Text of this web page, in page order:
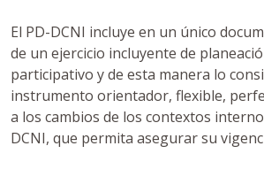
El PD-DCNI incluye en un único
de un ejercicio incluyente de
participativo y de esta manera lo
instrumento orientador, flexible,
a los cambios de los contextos
DCNI, que permita asegurar su